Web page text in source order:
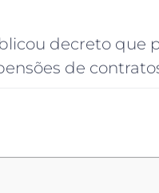
decreto que
de